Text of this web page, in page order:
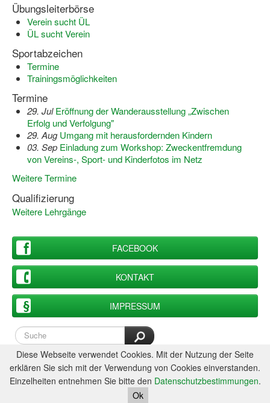
Erste-Hilfe-Ausbildung
Anmeldeformular / Anmeldebedingungen
Bezuschussung Qualifizierung für Dortmunder
Projekte
Open Sports Day
Dortmund lernt Schwimmen
Mädchen in Mannschaftssportarten
Bewegungszwerge
Bewegungskindergarten
Mini-Sportabzeichen
Sportgutschein 4.0
SportartCheck
Sport im Ganztag
Sport vor Ort
Integration durch Sport
NRW bewegt seine KINDER!
Übungsleiterbörse
Verein sucht ÜL
ÜL sucht Verein
Sportabzeichen
Termine
Trainingsmöglichkeiten
Termine
29. Jul Eröffnung der Wanderausstellung „Zwischen
Erfolg und Verfolgung"
29. Aug Umgang mit herausfordernden Kindern
03. Sep Einladung zum Workshop: Zweckentfremdung
von Vereins-, Sport- und Kinderfotos im Netz
Weitere Termine
Qualifizierung
Weitere Lehrgänge
FACEBOOK
KONTAKT
IMPRESSUM
Diese Webseite verwendet Cookies. Mit der Nutzung der Seite
erklären Sie sich mit der Verwendung von Cookies einverstanden.
Einzelheiten entnehmen Sie bitte den Datenschutzbestimmungen.
Ok